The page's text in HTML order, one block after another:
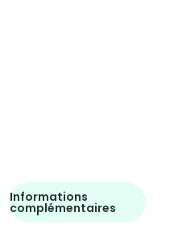
Informations
complémentaires